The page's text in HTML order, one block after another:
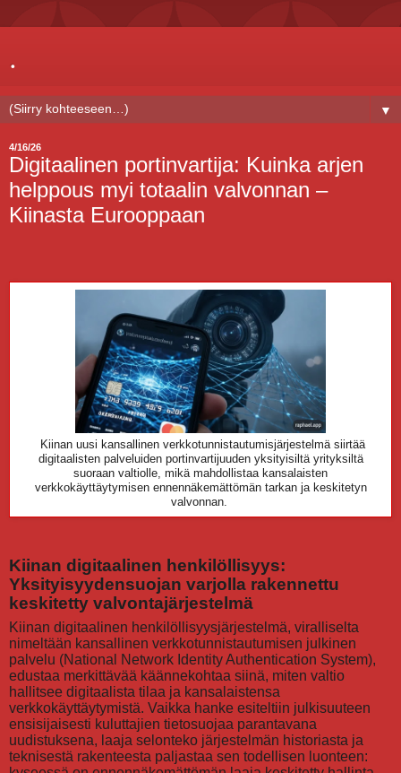
.
▼
4/16/26
Digitaalinen portinvartija: Kuinka arjen
helppous myi totaalin valvonnan –
Kiinasta Eurooppaan
Kiinan uusi kansallinen verkkotunnistautumisjärjestelmä siirtää
digitaalisten palveluiden portinvartijuuden yksityisiltä yrityksiltä
suoraan valtiolle, mikä mahdollistaa kansalaisten
verkkokäyttäytymisen ennennäkemättömän tarkan ja keskitetyn
valvonnan.
Kiinan digitaalinen henkilöllisyys:
Yksityisyydensuojan varjolla rakennettu
keskitetty valvontajärjestelmä
Kiinan digitaalinen henkilöllisyysjärjestelmä, viralliselta
nimeltään kansallinen verkkotunnistautumisen julkinen
palvelu (National Network Identity Authentication System),
edustaa merkittävää käännekohtaa siinä, miten valtio
hallitsee digitaalista tilaa ja kansalaistensa
verkkokäyttäytymistä. Vaikka hanke esiteltiin julkisuuteen
ensisijaisesti kuluttajien tietosuojaa parantavana
uudistuksena, laaja selonteko järjestelmän historiasta ja
teknisestä rakenteesta paljastaa sen todellisen luonteen: